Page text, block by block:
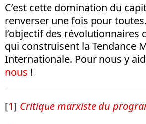
C’est cette domination du
renverser une fois pour
l’objectif des révolutionnaires
qui construisent la Tendance
Internationale. Pour nous y
nous !
[1] Critique marxiste du